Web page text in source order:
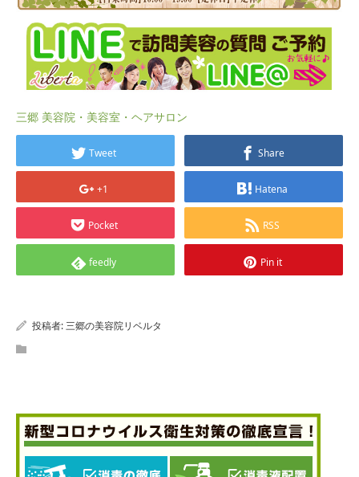
三郷 美容院・美容室・ヘアサロン
Tweet Share
+1 Hatena
Pocket RSS
feedly Pin it
投稿者:三郷の美容院リベルタ